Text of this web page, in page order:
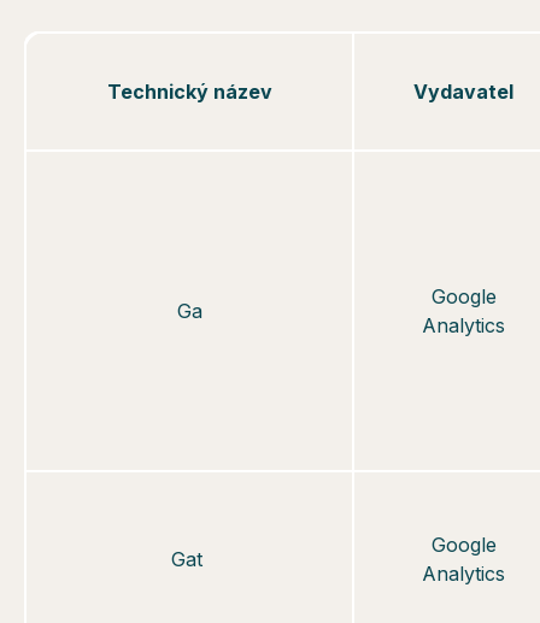
Technický název Vydavatel
Ga
Google
Analytics
Gat
Google
Analytics